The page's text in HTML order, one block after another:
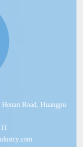
Road, Huangpu